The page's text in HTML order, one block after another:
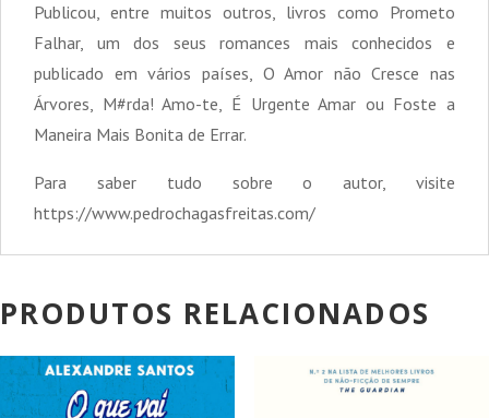
Publicou, entre muitos outros, livros como Prometo
Falhar, um dos seus romances mais conhecidos e
publicado em vários países, O Amor não Cresce nas
Árvores, M#rda! Amo-te, É Urgente Amar ou Foste a
Maneira Mais Bonita de Errar.
Para saber tudo sobre o autor, visite
https://www.pedrochagasfreitas.com/
PRODUTOS RELACIONADOS
PROMOÇÃO! PROMOÇÃO!